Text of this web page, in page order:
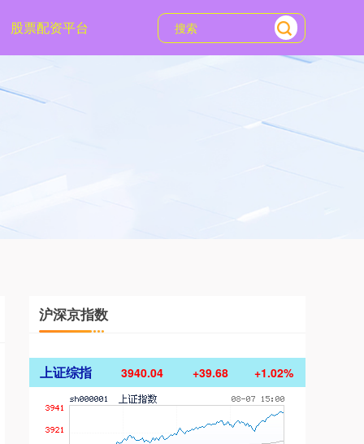
股票配资平台
沪深京指数
上证综指 3940.04 +39.68 +1.02%